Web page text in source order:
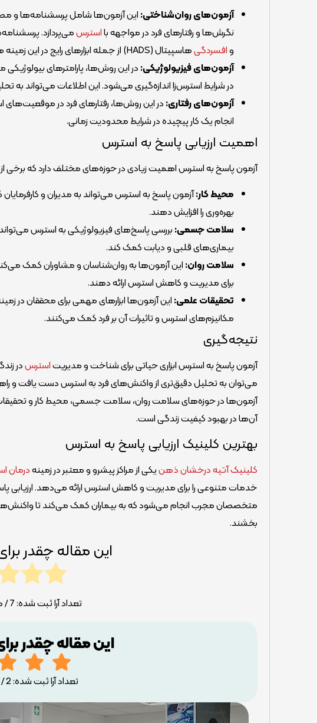
آزمون‌های روان‌شناختی:این آزمون‌ها شامل پرسشنامه‌ها و
نگرش‌ها و رفتارهای فرد در مواجهه بااسترس
وافسردگیهاسپیتال (HADS) از جمله ابزارهای رایج در این زمینه هستند.
آزمون‌های فیزیولوژیکی:در این روش‌ها، پارامترهای
در شرایط استرس‌زا اندازه‌گیری می‌شود. این اطلاعات می‌تواند
آزمون‌های رفتاری:در این روش‌ها، رفتارهای فرد در
انجام یک کار پیچیده در شرایط محدودیت زمانی.
اهمیت ارزیابی پاسخ به استرس
آزمون پاسخ به استرس اهمیت زیادی در حوزه‌های مختلف دارد که برخی از
محیط کار:آزمون پاسخ به استرس می‌تواند به مدیران و
بهره‌وری را افزایش دهند.
سلامت جسمی:بررسی پاسخ‌های فیزیولوژیکی به استرس
بیماری‌های قلبی و دیابت کمک کند.
سلامت روان:این آزمون‌ها به روان‌شناسان و مشاوران کمک
برای مدیریت و کاهش استرس ارائه دهند.
تحقیقات علمی:این آزمون‌ها ابزارهای مهمی برای محققان در
مکانیزم‌های استرس و تاثیرات آن بر فرد کمک می‌کنند.
نتیجه‌گیری
آزمون پاسخ به استرس ابزاری حیاتی برای شناخت و مدیریتاسترسدر
می‌توان به تحلیل دقیق‌تری از واکنش‌های فرد به استرس دست یافت و
آزمون‌ها در حوزه‌های سلامت روان، سلامت جسمی، محیط کار و
آن‌ها در بهبود کیفیت زندگی است.
بهترین کلینیک ارزیابی پاسخ به استرس
کلینیک آتیه درخشان ذهنیکی از مراکز پیشرو و معتبر در زمینهدرمان
خدمات متنوعی را برای مدیریت و کاهش استرس ارائه می‌دهد. ارزیابی
متخصصان مجرب انجام می‌شود که به بیماران کمک می‌کند تا
بخشند.
این مقاله چقدر
تعداد آرا ثبت شده:7
/
این مقاله چقدر
تعداد آرا ثبت شده: 2 / میانگین امتیاز: 5